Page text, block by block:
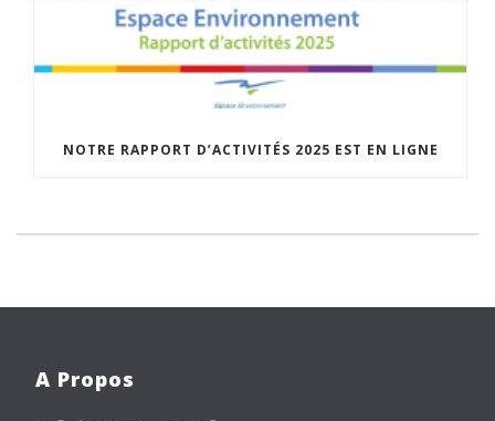
NOTRE RAPPORT D’ACTIVITÉS 2025 EST EN LIGNE
A Propos